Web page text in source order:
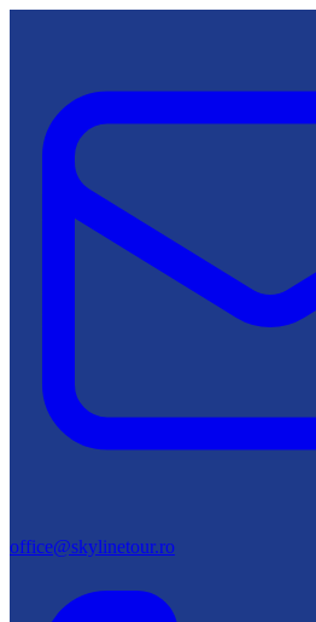
office@skylinetour.ro